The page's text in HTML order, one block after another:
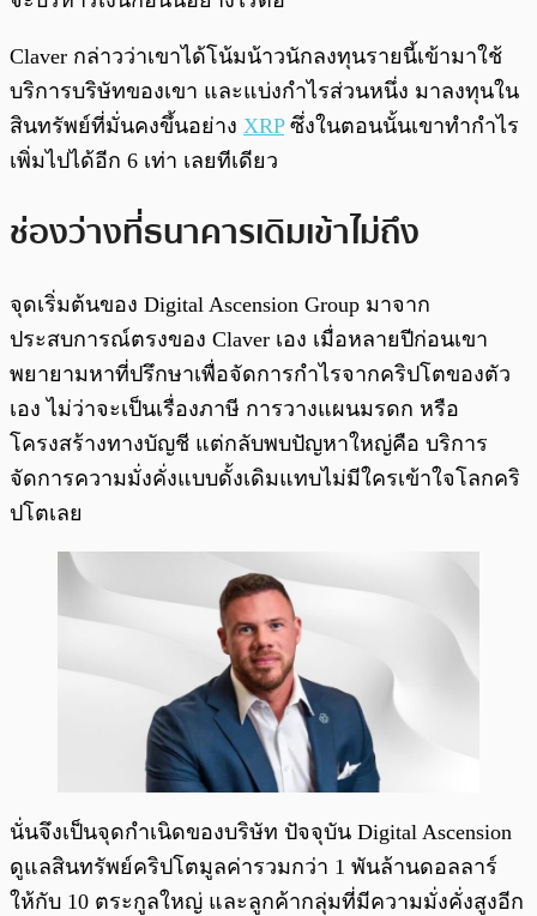
Claver กล่าวว่าเขาได้โน้มน้าวนักลงทุนรายนี้เข้ามาใช้
บริการบริษัทของเขา และแบ่งกำไรส่วนหนึ่ง มาลงทุนใน
สินทรัพย์ที่มั่นคงขึ้นอย่าง XRPซึ่งในตอนนั้นเขาทำกำไร
เพิ่มไปได้อีก 6 เท่า เลยทีเดียว
ช่องว่างที่ธนาคารเดิมเข้าไม่ถึง
จุดเริ่มต้นของ Digital Ascension Group มาจาก
ประสบการณ์ตรงของ Claver เอง เมื่อหลายปีก่อนเขา
พยายามหาที่ปรึกษาเพื่อจัดการกำไรจากคริปโตของตัว
เอง ไม่ว่าจะเป็นเรื่องภาษี การวางแผนมรดก หรือ
โครงสร้างทางบัญชี แต่กลับพบปัญหาใหญ่คือ บริการ
จัดการความมั่งคั่งแบบดั้งเดิมแทบไม่มีใครเข้าใจโลกคริ
ปโตเลย
นั่นจึงเป็นจุดกำเนิดของบริษัท ปัจจุบัน Digital Ascension
ดูแลสินทรัพย์คริปโตมูลค่ารวมกว่า 1 พันล้านดอลลาร์
ให้กับ 10 ตระกูลใหญ่ และลูกค้ากลุ่มที่มีความมั่งคั่งสูงอีก